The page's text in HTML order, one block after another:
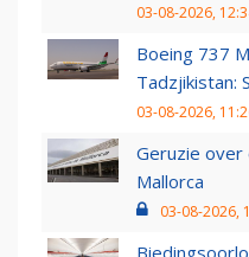
03-08-2026,
Boeing 737
Tadzjikistan:
03-08-2026,
Geruzie over
Mallorca
03-08-2026,